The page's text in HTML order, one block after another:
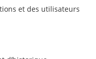
et des utilisateurs